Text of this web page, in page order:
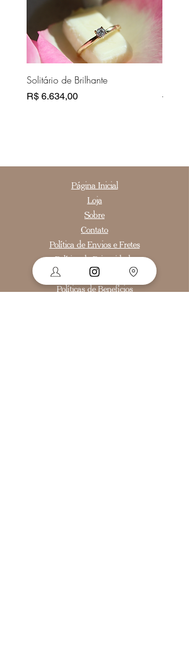
Solitário de Brilhante
Preço
R$ 6.634,00 Preço
R$
Página Inicial
Loja
Sobre
Contato
Política de Envios e Fretes
Política de Privacidade
Política de Trocas e Devoluções
Políticas de Benefícios